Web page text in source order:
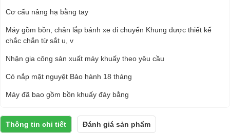
Cơ cấu nâng hạ bằng tay
Máy gồm bồn, chân lắp bánh xe di chuyển Khung được thiết kế
chắc chắn từ sắt u, v
Nhận gia công sản xuất máy khuấy theo yêu cầu
Có nắp mặt nguyệt Bảo hành 18 tháng
Máy đã bao gồm bồn khuấy đáy bằng
Thông tin chi tiết Đánh giá sản phẩm